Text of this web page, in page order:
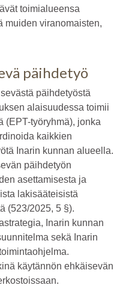
toimialueensa
muiden viranomaisten,
päihdetyö
päihdetyöstä
alaisuudessa toimii
(EPT-työryhmä), jonka
kaikkien
Inarin kunnan alueella.
päihdetyön
asettamisesta ja
lakisääteisistä
(523/2025, 5 §).
Inarin kunnan
sekä Inarin
käytännön ehkäisevän